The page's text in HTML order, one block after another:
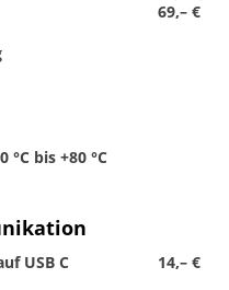
69,– €
bis +80 °C
14,– €
USB C